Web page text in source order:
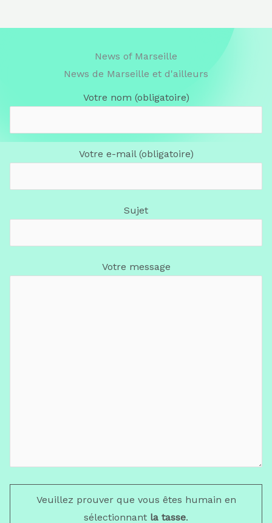
News of Marseille
News de Marseille et d'ailleurs
Votre nom (obligatoire)
Votre e-mail (obligatoire)
Sujet
Votre message
Veuillez prouver que vous êtes humain en
sélectionnant la tasse.